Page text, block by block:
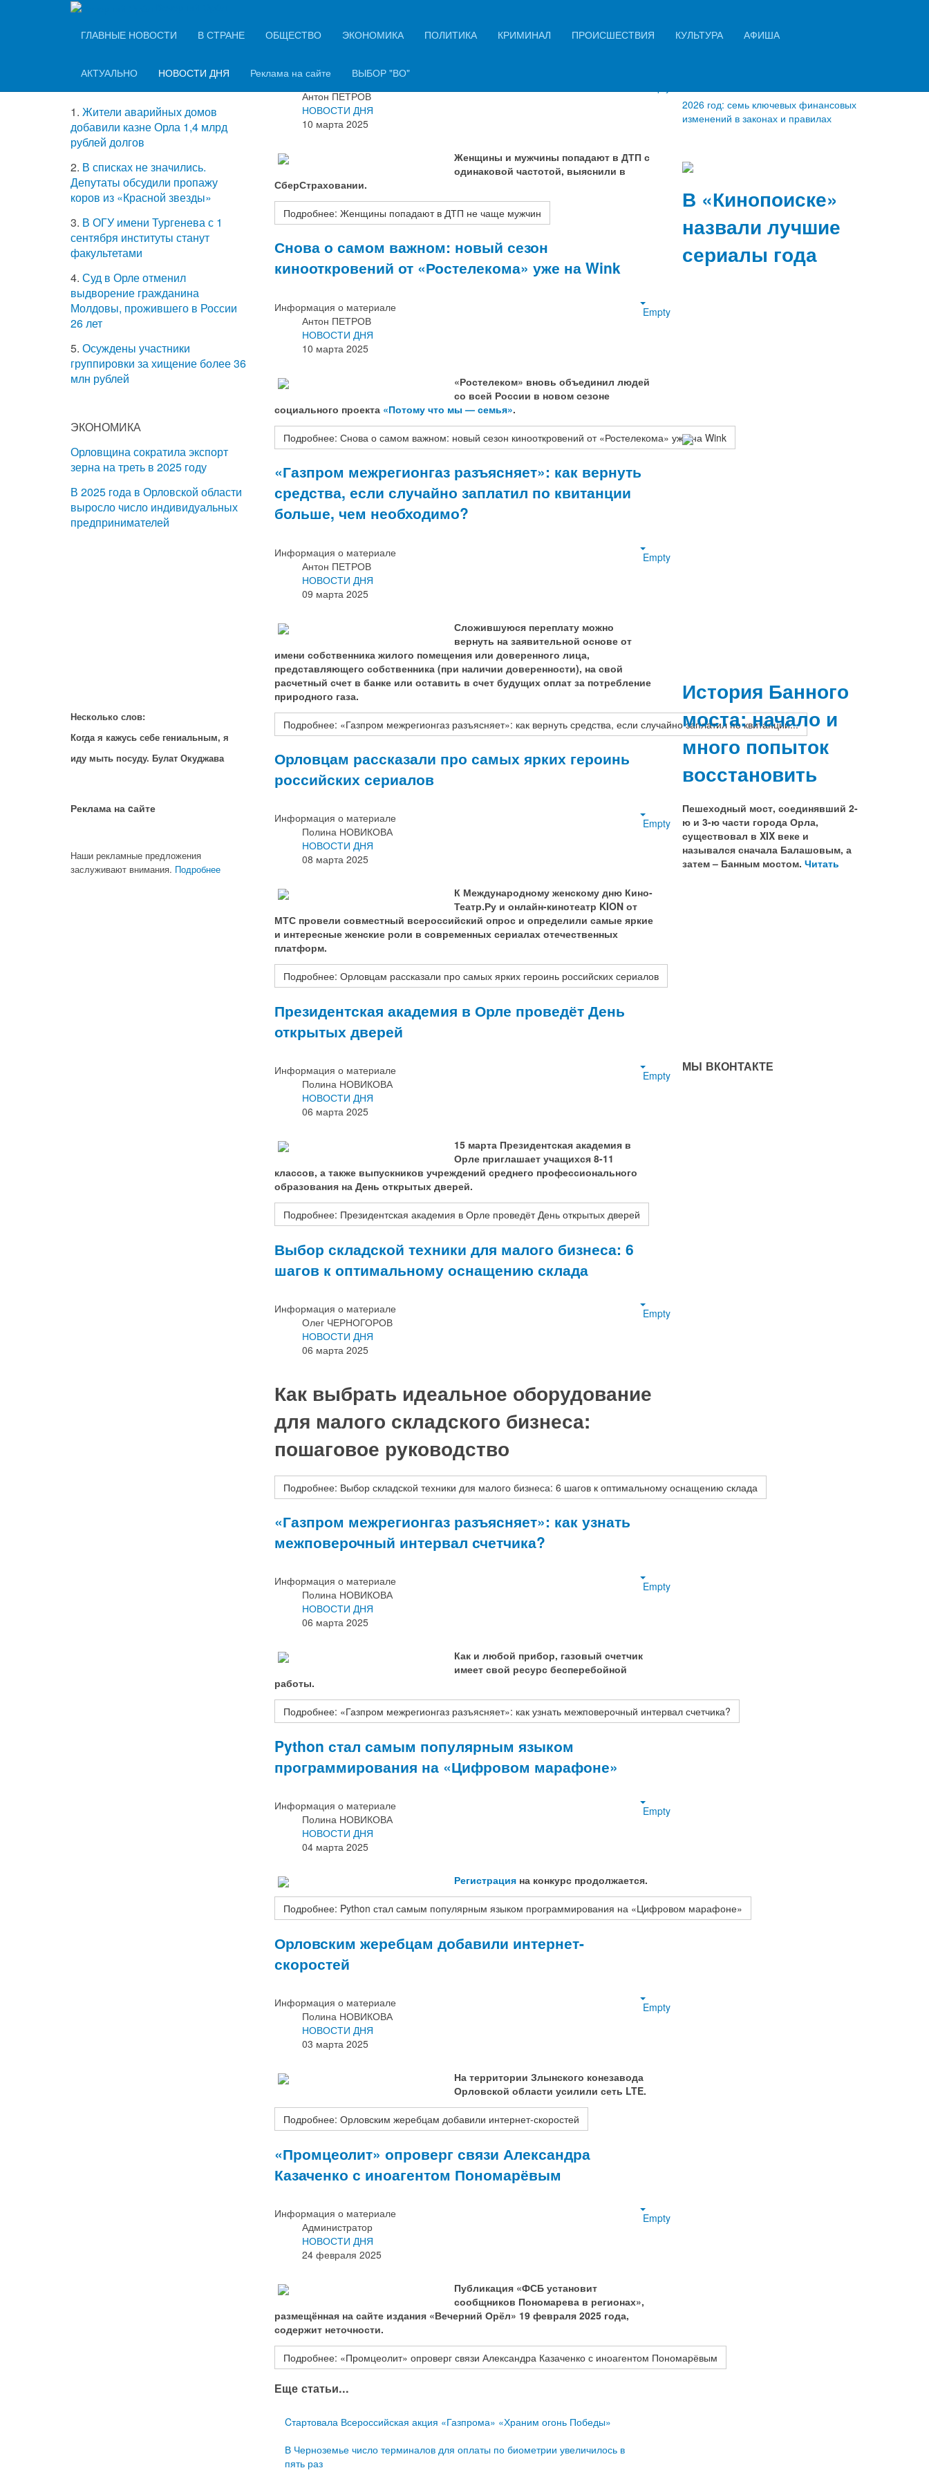
ГЛАВНЫЕ НОВОСТИ
В СТРАНЕ ОБЩЕСТВО ЭКОНОМИКА ПОЛИТИКА КРИМИНАЛ ПРОИСШЕСТВИЯ КУЛЬТУРА АФИША
АКТУАЛЬНО НОВОСТИ ДНЯ Реклама на сайте ВЫБОР "ВО"
Женщины попадают в ДТП не чаще мужчин
Антон ПЕТРОВ
НОВОСТИ ДНЯ
10 марта 2025
Женщины и мужчины попадают в ДТП с
одинаковой частотой, выяснили в
СберСтраховании.
Подробнее: Женщины попадают в ДТП не чаще мужчин
Снова о самом важном: новый сезон
кинооткровений от «Ростелекома» уже на Wink
Empty
Информация о материале
Антон ПЕТРОВ
НОВОСТИ ДНЯ
10 марта 2025
«Ростелеком» вновь объединил людей
со всей России в новом сезоне
социального проекта «Потому что мы — семья».
Подробнее: Снова о самом важном: новый сезон кинооткровений от «Ростелекома» уже на Wink
«Газпром межрегионгаз разъясняет»: как вернуть
средства, если случайно заплатил по квитанции
больше, чем необходимо?
Empty
Информация о материале
Антон ПЕТРОВ
НОВОСТИ ДНЯ
09 марта 2025
Сложившуюся переплату можно
вернуть на заявительной основе от
имени собственника жилого помещения или доверенного лица,
представляющего собственника (при наличии доверенности), на свой
расчетный счет в банке или оставить в счет будущих оплат за потребление
природного газа.
Подробнее: «Газпром межрегионгаз разъясняет»: как вернуть средства, если случайно заплатил по квитанции...
Орловцам рассказали про самых ярких героинь
российских сериалов
Empty
Информация о материале
Полина НОВИКОВА
НОВОСТИ ДНЯ
08 марта 2025
К Международному женскому дню Кино-
Театр.Ру и онлайн-кинотеатр KION от
МТС провели совместный всероссийский опрос и определили самые яркие
и интересные женские роли в современных сериалах отечественных
платформ.
Подробнее: Орловцам рассказали про самых ярких героинь российских сериалов
Президентская академия в Орле проведёт День
открытых дверей
Empty
Информация о материале
Полина НОВИКОВА
НОВОСТИ ДНЯ
06 марта 2025
15 марта Президентская академия в
Орле приглашает учащихся 8-11
классов, а также выпускников учреждений среднего профессионального
образования на День открытых дверей.
Подробнее: Президентская академия в Орле проведёт День открытых дверей
Выбор складской техники для малого бизнеса: 6
шагов к оптимальному оснащению склада
Empty
Информация о материале
Олег ЧЕРНОГОРОВ
НОВОСТИ ДНЯ
06 марта 2025
Как выбрать идеальное оборудование
для малого складского бизнеса:
пошаговое руководство
Подробнее: Выбор складской техники для малого бизнеса: 6 шагов к оптимальному оснащению склада
«Газпром межрегионгаз разъясняет»: как узнать
межповерочный интервал счетчика?
Empty
Информация о материале
Полина НОВИКОВА
НОВОСТИ ДНЯ
06 марта 2025
Как и любой прибор, газовый счетчик
имеет свой ресурс бесперебойной
работы.
Подробнее: «Газпром межрегионгаз разъясняет»: как узнать межповерочный интервал счетчика?
Python стал самым популярным языком
программирования на «Цифровом марафоне»
Empty
Информация о материале
Полина НОВИКОВА
НОВОСТИ ДНЯ
04 марта 2025
Регистрация на конкурс продолжается.
Подробнее: Python стал самым популярным языком программирования на «Цифровом марафоне»
Орловским жеребцам добавили интернет-
скоростей
Empty
Информация о материале
Полина НОВИКОВА
НОВОСТИ ДНЯ
03 марта 2025
На территории Злынского конезавода
Орловской области усилили сеть LTE.
Подробнее: Орловским жеребцам добавили интернет-скоростей
«Промцеолит» опроверг связи Александра
Казаченко с иноагентом Пономарёвым
Empty
Информация о материале
Администратор
НОВОСТИ ДНЯ
24 февраля 2025
Публикация «ФСБ установит
сообщников Пономарева в регионах»,
размещённая на сайте издания «Вечерний Орёл» 19 февраля 2025 года,
содержит неточности.
Подробнее: «Промцеолит» опроверг связи Александра Казаченко с иноагентом Пономарёвым
Еще статьи...
Cтартовала Всероссийская акция «Газпрома» «Храним огонь Победы»
В Черноземье число терминалов для оплаты по биометрии увеличилось в
пять раз
1. Жители аварийных домов
добавили казне Орла 1,4 млрд
рублей долгов
2. В списках не значились.
Депутаты обсудили пропажу
коров из «Красной звезды»
3. В ОГУ имени Тургенева с 1
сентября институты станут
факультетами
4. Суд в Орле отменил
выдворение гражданина
Молдовы, прожившего в России
26 лет
5. Осуждены участники
группировки за хищение более 36
млн рублей
ЭКОНОМИКА
Орловщина сократила экспорт
зерна на треть в 2025 году
В 2025 года в Орловской области
выросло число индивидуальных
предпринимателей
Несколько слов:
Когда я кажусь себе гениальным, я
иду мыть посуду. Булат Окуджава
Реклама на cайте
Наши рекламные предложения
заслуживают внимания. Подробнее
2026 год: семь ключевых финансовых
изменений в законах и правилах
В «Кинопоиске»
назвали лучшие
сериалы года
История Банного
моста: начало и
много попыток
восстановить
Пешеходный мост, соединявший 2-
ю и 3-ю части города Орла,
существовал в XIX веке и
назывался сначала Балашовым, а
затем – Банным мостом. Читать
МЫ ВКОНТАКТЕ